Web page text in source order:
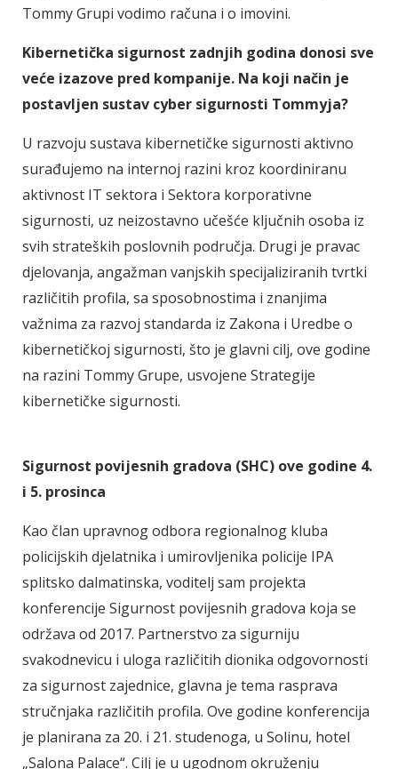
Tommy Grupi vodimo računa i o imovini.
Kibernetička sigurnost zadnjih godina donosi sve
veće izazove pred kompanije. Na koji način je
postavljen sustav cyber sigurnosti Tommyja?
U razvoju sustava kibernetičke sigurnosti aktivno
surađujemo na internoj razini kroz koordiniranu
aktivnost IT sektora i Sektora korporativne
sigurnosti, uz neizostavno učešće ključnih osoba iz
svih strateških poslovnih područja. Drugi je pravac
djelovanja, angažman vanjskih specijaliziranih tvrtki
različitih profila, sa sposobnostima i znanjima
važnima za razvoj standarda iz Zakona i Uredbe o
kibernetičkoj sigurnosti, što je glavni cilj, ove godine
na razini Tommy Grupe, usvojene Strategije
kibernetičke sigurnosti.
Sigurnost povijesnih gradova (SHC) ove godine 4.
i 5. prosinca
Kao član upravnog odbora regionalnog kluba
policijskih djelatnika i umirovljenika policije IPA
splitsko dalmatinska, voditelj sam projekta
konferencije Sigurnost povijesnih gradova koja se
održava od 2017. Partnerstvo za sigurniju
svakodnevicu i uloga različitih dionika odgovornosti
za sigurnost zajednice, glavna je tema rasprava
stručnjaka različitih profila. Ove godine konferencija
je planirana za 20. i 21. studenoga, u Solinu, hotel
„Salona Palace“. Cilj je u ugodnom okruženju